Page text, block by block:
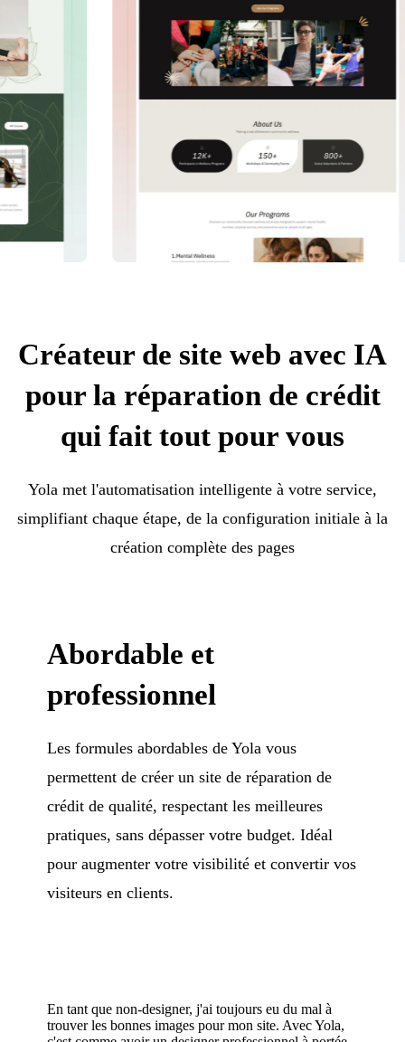
Créateur de site web avec IA
pour la réparation de crédit
qui fait tout pour vous
Yola met l'automatisation intelligente à votre service,
simplifiant chaque étape, de la configuration initiale à la
création complète des pages
Abordable et
professionnel
Les formules abordables de Yola vous
permettent de créer un site de réparation de
crédit de qualité, respectant les meilleures
pratiques, sans dépasser votre budget. Idéal
pour augmenter votre visibilité et convertir vos
visiteurs en clients.
En tant que non-designer, j'ai toujours eu du mal à
trouver les bonnes images pour mon site. Avec Yola,